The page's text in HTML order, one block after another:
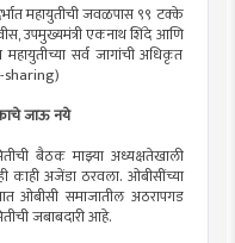
महायुतीची जवळपास ९९ टक्के
उपमुख्यमंत्री एकनाथ शिंदे आणि
महायुतीच्या सर्व जागांची अधिकृत
sharing)
जाऊ नये
बैठक माझ्या अध्यक्षतेखाली
काही अजेंडा ठरवला. ओबीसींच्या
ओबीसी समाजातील अठरापगड
जबाबदारी आहे.